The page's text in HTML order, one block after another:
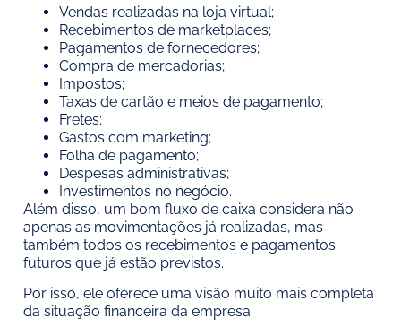
Vendas realizadas na loja virtual;
Recebimentos de marketplaces;
Pagamentos de fornecedores;
Compra de mercadorias;
Impostos;
Taxas de cartão e meios de pagamento;
Fretes;
Gastos com marketing;
Folha de pagamento;
Despesas administrativas;
Investimentos no negócio.
Além disso, um bom fluxo de caixa considera não
apenas as movimentações já realizadas, mas
também todos os recebimentos e pagamentos
futuros que já estão previstos.
Por isso, ele oferece uma visão muito mais completa
da situação financeira da empresa.